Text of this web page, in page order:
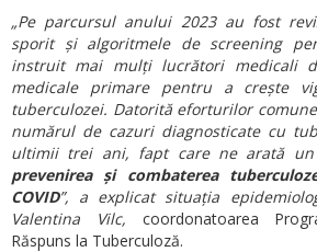
„Pe parcursul anului 2023 au fost
sporit și algoritmele de screening
instruit mai mulți lucrători medicali
medicale primare pentru a crește
tuberculozei. Datorită eforturilor
numărul de cazuri diagnosticate cu
ultimii trei ani, fapt care ne arată un
prevenirea și combaterea
COVID”, a explicat situația
Valentina Vilc, coordonatoarea
Răspuns la Tuberculoză.